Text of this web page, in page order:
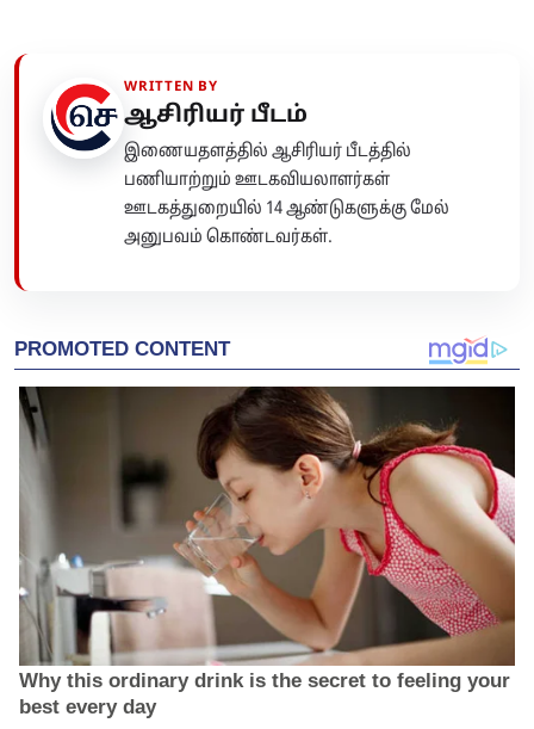
WRITTEN BY
ஆசிரியர் பீடம்
இணையதளத்தில் ஆசிரியர் பீடத்தில்
பணியாற்றும் ஊடகவியலாளர்கள்
ஊடகத்துறையில் 14 ஆண்டுகளுக்கு மேல்
அனுபவம் கொண்டவர்கள்.